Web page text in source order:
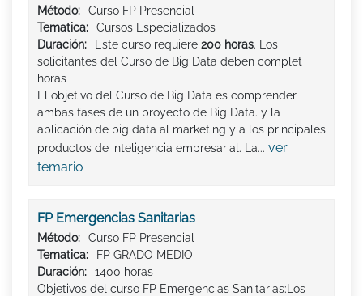
Método:
Curso FP Presencial
Tematica:
Cursos Especializados
Duración:
Este curso requiere 200 horas. Los
solicitantes del Curso de Big Data deben complet
horas
El objetivo del Curso de Big Data es comprender
ambas fases de un proyecto de Big Data. y la
aplicación de big data al marketing y a los principales
productos de inteligencia empresarial. La... ver
temario
FP Emergencias Sanitarias
Método:
Curso FP Presencial
Tematica:
FP GRADO MEDIO
Duración:
1400 horas
Objetivos del curso FP Emergencias Sanitarias:Los